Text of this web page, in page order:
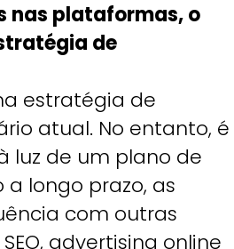
nas plataformas, o
de
estratégia de
atual. No entanto, é
luz de um plano de
longo prazo, as
com outras
advertising online